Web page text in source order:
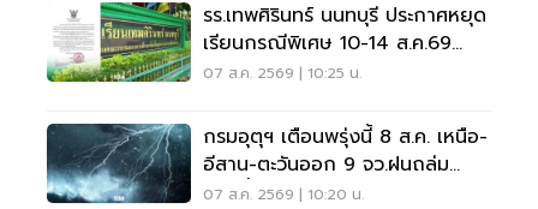
รร.เทพศิรินทร์ นนทบุรี ประกาศหยุด
เรียนกรณีพิเศษ 10-14 ส.ค.69
หลังเหตุกราดยิง
07 ส.ค. 2569 | 10:25 น.
กรมอุตุฯ เตือนพรุ่งนี้ 8 ส.ค. เหนือ-
อีสาน-ตะวันออก 9 จว.ฝนถล่ม
ระวังน้ำท่วมฉับพลัน
07 ส.ค. 2569 | 10:20 น.